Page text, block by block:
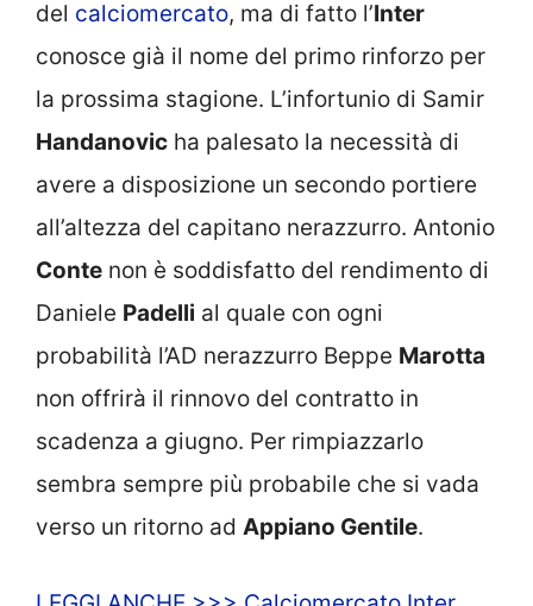
del calciomercato, ma di fatto l’Inter
conosce già il nome del primo rinforzo per
la prossima stagione. L’infortunio di Samir
Handanovic ha palesato la necessità di
avere a disposizione un secondo portiere
all’altezza del capitano nerazzurro. Antonio
Conte non è soddisfatto del rendimento di
Daniele Padelli al quale con ogni
probabilità l’AD nerazzurro Beppe Marotta
non offrirà il rinnovo del contratto in
scadenza a giugno. Per rimpiazzarlo
sembra sempre più probabile che si vada
verso un ritorno ad Appiano Gentile.